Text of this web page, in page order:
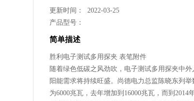
更新时间： 2022-03-25
产品型号：
简单描述
胜利电子测试多用探夹 表笔附件
随着绿色低碳之风劲吹，电子测试多用探夹中
阳能需求将持续旺盛。尚德电力总监陈晓东列
为6000兆瓦，去年增加到16000兆瓦，而到